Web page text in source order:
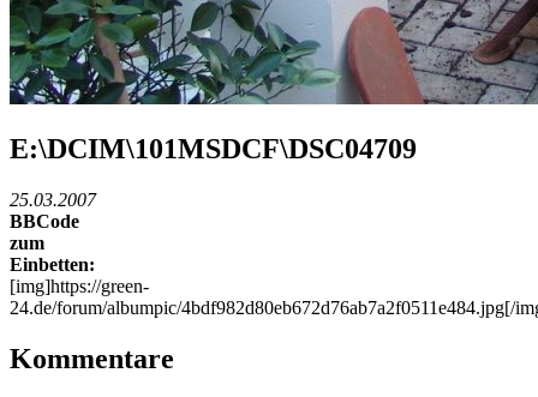
E:\DCIM\101MSDCF\DSC04709
25.03.2007
BBCode
zum
Einbetten:
[img]https://green-
24.de/forum/albumpic/4bdf982d80eb672d76ab7a2f0511e484.jpg[/
Kommentare